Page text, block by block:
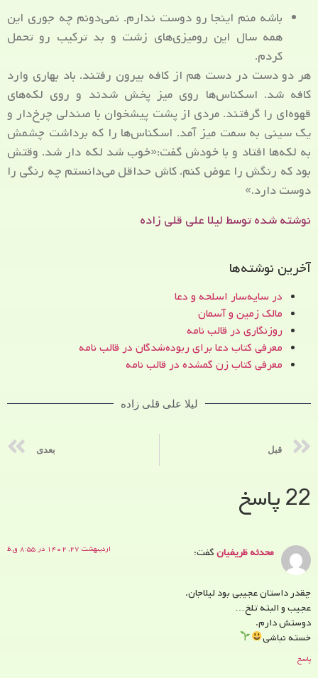
باشه منم اینجا رو دوست ندارم. نمی‌دونم چه جوری این
همه سال این رومیزی‌های زشت و بد ترکیب رو تحمل
کردم.
هر دو دست در دست هم از کافه بیرون رفتند. باد بهاری وارد
کافه شد. اسکناس‌‌ها روی میز پخش شدند و روی لکه‌های
قهوه‌ای را گرفتند. مردی از پشت پیشخوان با صندلی چرخ‌دار و
یک سینی به سمت میز آمد. اسکناس‌ها را که برداشت چشمش
به لکه‌ها افتاد و با خودش گفت:«خوب شد لکه دار شد. وقتش
بود که رنگش را عوض کنم. کاش حداقل می‌دانستم چه رنگی را
دوست دارد.»
نوشته شده توسط لیلا علی قلی زاده
آخرین نوشته‌ها
در سایه‌سار اسلحه و دعا
مالک زمین و آسمان
روزنگاری در قالب نامه
معرفی کتاب دعا برای ربوده‌شدگان در قالب نامه
معرفی کتاب زن‌ گمشده در قالب نامه
لیلا علی قلی زاده
قبل بعدی
22 پاسخ
محدثه ظریفیانگفت: اردیبهشت ۲۷, ۱۴۰۲ در ۸:۵۵ ق.ظ
چقدر داستان عجیبی بود لیلاجان.
عجیب و البته تلخ…
دوستش دارم.
خسته نباشی
پاسخ